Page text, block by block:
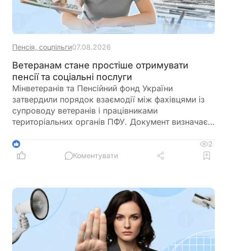
Пенсія, соцпільги07.08.2026
Ветеранам стане простіше отримувати
пенсії та соціальні послуги
Мінветеранів та Пенсійний фонд України
затвердили порядок взаємодії між фахівцями із
супроводу ветеранів і працівниками
територіальних органів ПФУ. Документ визначає
ветеранам, військовослужбовцям, їхнім родинам
та іншим категоріям осіб. Це має прискорити
1
2
Коментувати